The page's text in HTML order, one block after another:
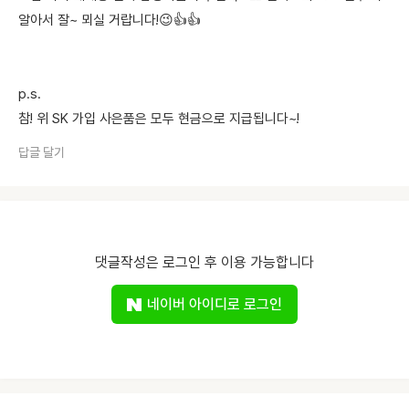
알아서 잘~ 뫼실 거랍니다!😉👍👍
p.s.
참! 위 SK 가입 사은품은 모두 현금으로 지급됩니다~!
답글 달기
댓글작성은 로그인 후 이용 가능합니다
네이버 아이디로 로그인